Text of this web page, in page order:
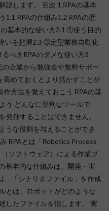
説します。 目次 1 RPAの基本
1.1 RPAの仕組み1.2 RPAの歴
基本的な使い方2.1 ①使う目的
いを把握2.3 ③定型業務自動化
べきRPAのダメな使い方3
企業から勉強会や無料サポー
高めておくとより活かすことが
作方法を覚えておこう RPAの基
う どんなに便利なツールで
発揮することはできません。
うな役割を与えることができ
RPAとは「Robotics Process
ソフトウェア）による作業プ
基本的な仕組みは、開発・実
、「シナリオファイル」を作成
とは、ロボットがどのような
したファイルを指します。 実